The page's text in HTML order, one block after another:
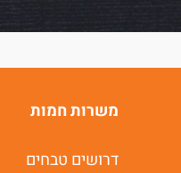
משרות חמות
דרושים טבחים